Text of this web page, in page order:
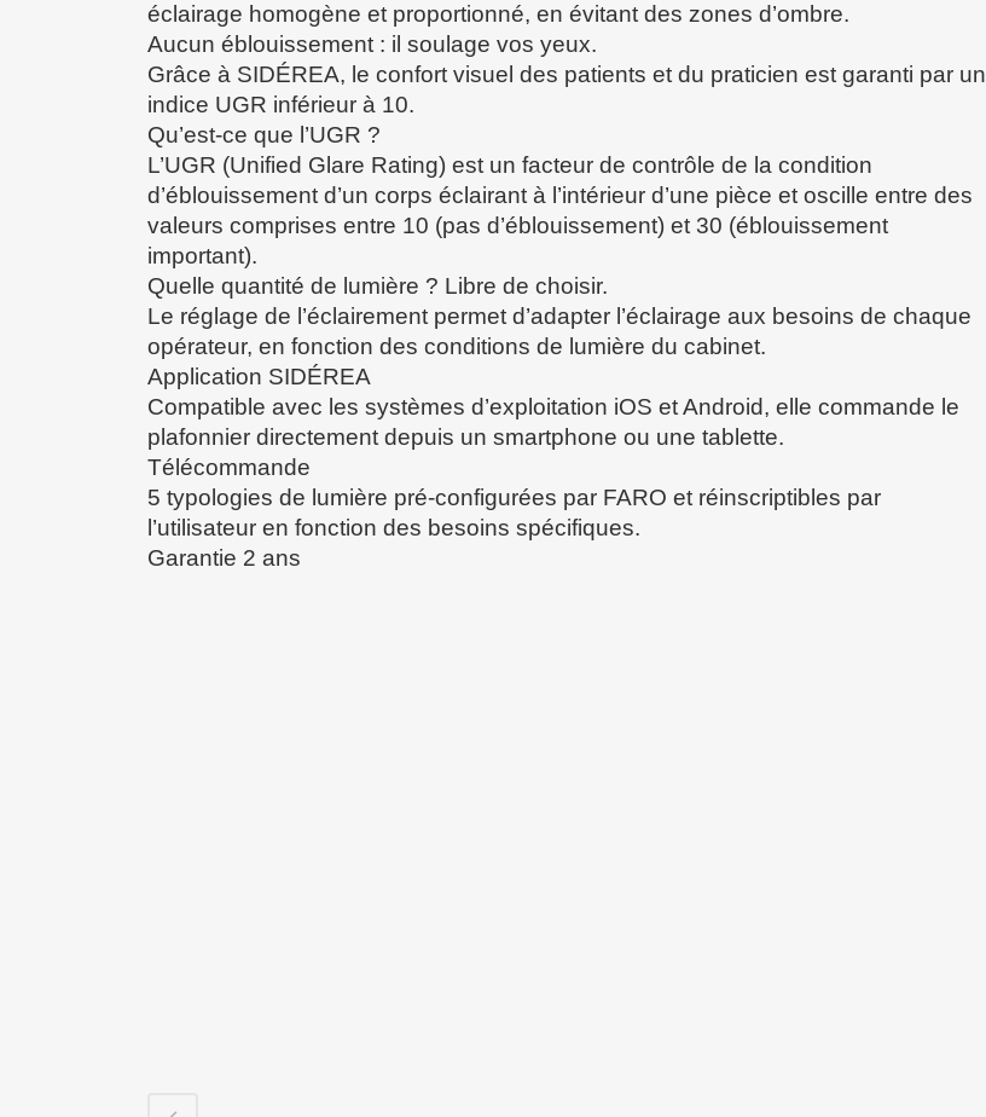
éclairage homogène et proportionné, en évitant des zones d’ombre.
Aucun éblouissement : il soulage vos yeux.
Grâce à SIDÉREA, le confort visuel des patients et du praticien est garanti par un
indice UGR inférieur à 10.
Qu’est-ce que l’UGR ?
L’UGR (Unified Glare Rating) est un facteur de contrôle de la condition
d’éblouissement d’un corps éclairant à l’intérieur d’une pièce et oscille entre des
valeurs comprises entre 10 (pas d’éblouissement) et 30 (éblouissement
important).
Quelle quantité de lumière ? Libre de choisir.
Le réglage de l’éclairement permet d’adapter l’éclairage aux besoins de chaque
opérateur, en fonction des conditions de lumière du cabinet.
Application SIDÉREA
Compatible avec les systèmes d’exploitation iOS et Android, elle commande le
plafonnier directement depuis un smartphone ou une tablette.
Télécommande
5 typologies de lumière pré-configurées par FARO et réinscriptibles par
l’utilisateur en fonction des besoins spécifiques.
Garantie 2 ans